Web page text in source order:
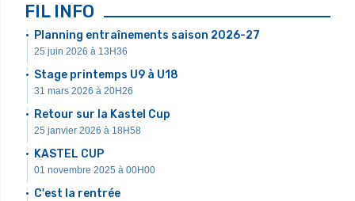
FIL INFO
Planning entraînements saison 2026-27
25 juin 2026 à 13H36
Stage printemps U9 à U18
31 mars 2026 à 20H26
Retour sur la Kastel Cup
25 janvier 2026 à 18H58
KASTEL CUP
01 novembre 2025 à 00H00
C'est la rentrée